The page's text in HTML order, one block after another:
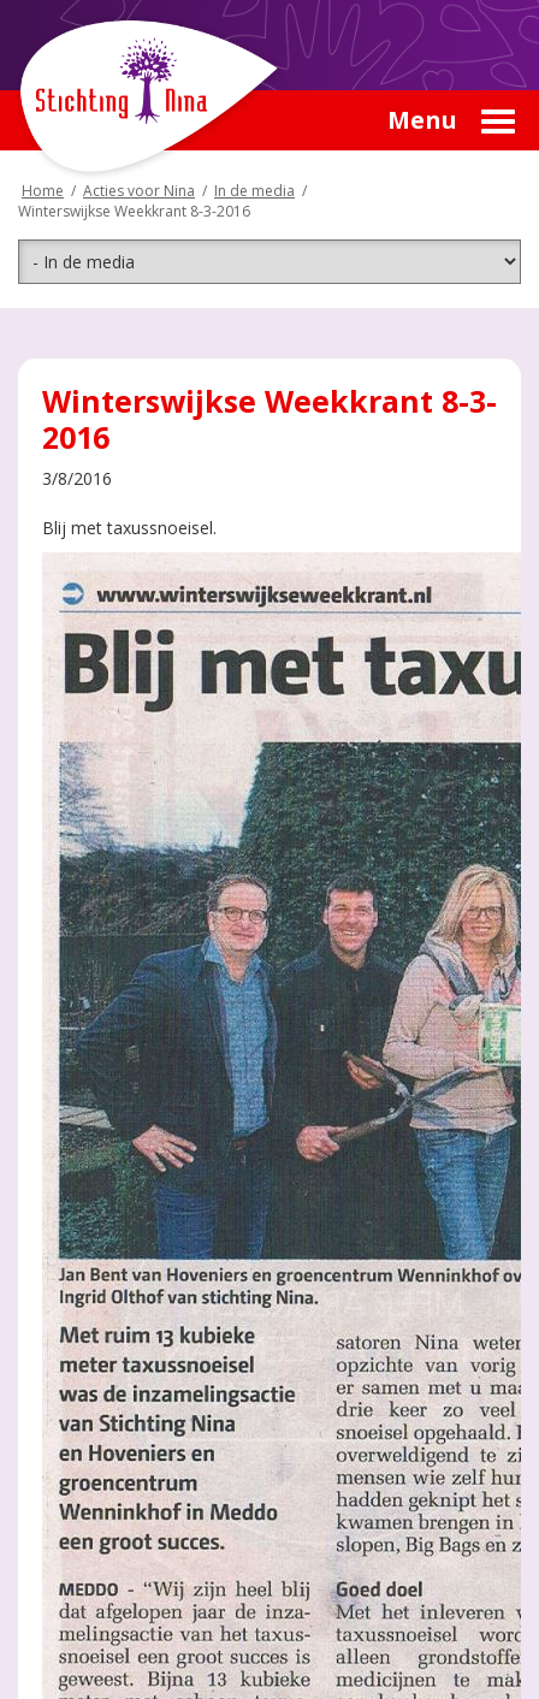
Menu
Home / Acties voor Nina / In de media /
Winterswijkse Weekkrant 8-3-2016
Winterswijkse Weekkrant 8-3-
2016
3/8/2016
Blij met taxussnoeisel.